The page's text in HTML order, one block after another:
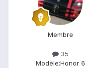
Membre
35
Modèle:Honor 6